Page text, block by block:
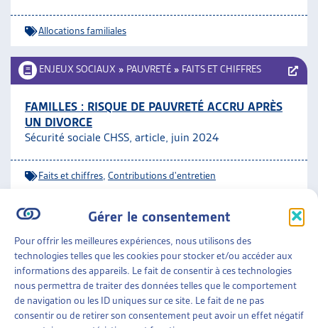
Gérer le consentement
Pour offrir les meilleures expériences, nous utilisons des
technologies telles que les cookies pour stocker et/ou accéder aux
informations des appareils. Le fait de consentir à ces technologies
nous permettra de traiter des données telles que le comportement
de navigation ou les ID uniques sur ce site. Le fait de ne pas
consentir ou de retirer son consentement peut avoir un effet négatif
Allocations familiales
ENJEUX SOCIAUX » PAUVRETÉ » FAITS ET CHIFFRES
FAMILLES : RISQUE DE PAUVRETÉ ACCRU APRÈS
UN DIVORCE
Sécurité sociale CHSS, article, juin 2024
Faits et chiffres Contributions d'entretien
FAMILLES »ENFANCE» BIEN-ÊTRE DES ENFANTS
PROMOUVOIR LA SANTÉ MENTALE DES ENFANTS
ET DES JEUNES SUR LE LONG TERME
CFEJ, prise de position, mars 2024
Bien-être des enfants,Santé psychique